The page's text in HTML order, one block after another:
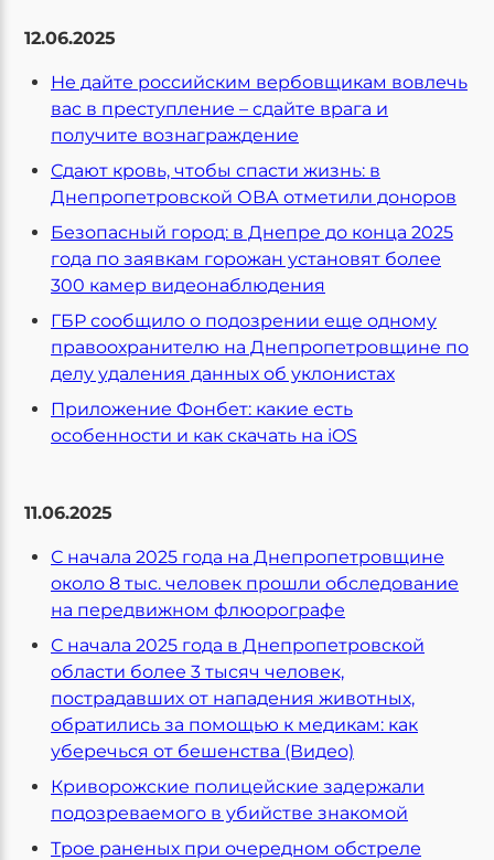
12.06.2025
Не дайте российским вербовщикам вовлечь
вас в преступление – сдайте врага и
получите вознаграждение
Сдают кровь, чтобы спасти жизнь: в
Днепропетровской ОВА отметили доноров
Безопасный город: в Днепре до конца 2025
года по заявкам горожан установят более
300 камер видеонаблюдения
ГБР сообщило о подозрении еще одному
правоохранителю на Днепропетровщине по
делу удаления данных об уклонистах
Приложение Фонбет: какие есть
особенности и как скачать на iOS
11.06.2025
С начала 2025 года на Днепропетровщине
около 8 тыс. человек прошли обследование
на передвижном флюорографе
С начала 2025 года в Днепропетровской
области более 3 тысяч человек,
пострадавших от нападения животных,
обратились за помощью к медикам: как
уберечься от бешенства (Видео)
Криворожские полицейские задержали
подозреваемого в убийстве знакомой
Трое раненых при очередном обстреле